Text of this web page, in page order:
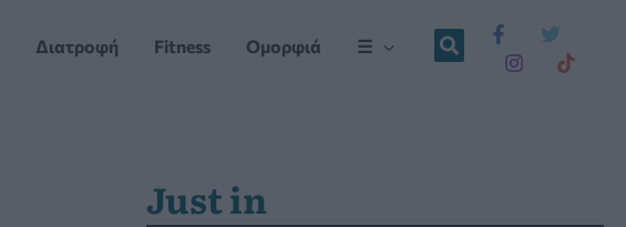
Διατροφή Fitness Ομορφιά ☰
Just in